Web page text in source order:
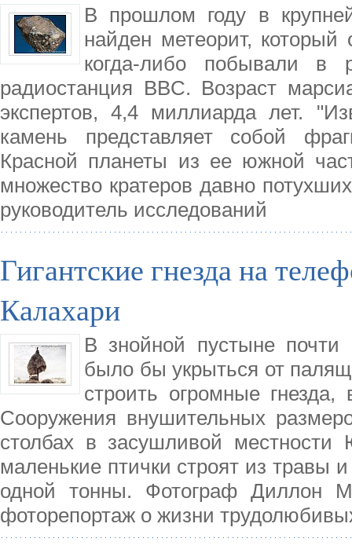
В прошлом году в
найден метеорит,
когда-либо побывали в
радиостанция BBC. Возраст
экспертов, 4,4 миллиарда лет.
камень представляет собой
Красной планеты из ее южной
множество кратеров давно
руководитель исследований
Гигантские гнезда на
Калахари
В знойной пустыне
было бы укрыться от
строить огромные
Сооружения внушительных
столбах в засушливой
маленькие птички строят из травы
одной тонны. Фотограф Диллон
фоторепортаж о жизни